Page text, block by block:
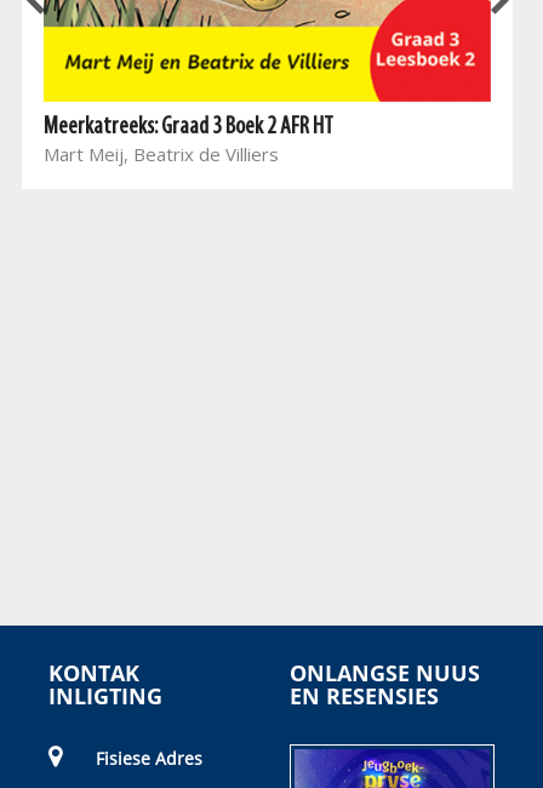
Meerkatreeks: Graad 3 Boek 2 AFR HT
Mart Meij, Beatrix de Villiers
KONTAK
INLIGTING
Fisiese Adres
ONLANGSE NUUS
EN RESENSIES